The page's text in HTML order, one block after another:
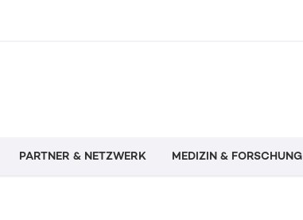
PARTNER & NETZWERK MEDIZIN & FORSCHUNG